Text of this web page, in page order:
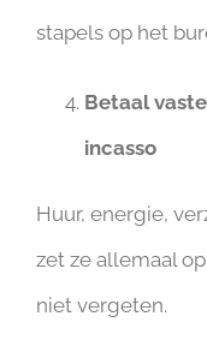
stapels op het
Betaal
incasso
Huur, energie,
zet ze allemaal
niet vergeten.